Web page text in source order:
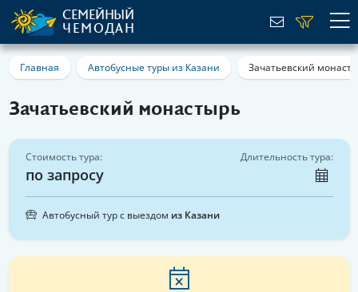
СЕМЕЙНЫЙ
ЧЕМОДАН
Главная Автобусные туры из Казани Зачатьевский
Зачатьевский монастырь
Стоимость тура:
по запросу
Длительность тура:
Автобусный тур с выездом из Казани